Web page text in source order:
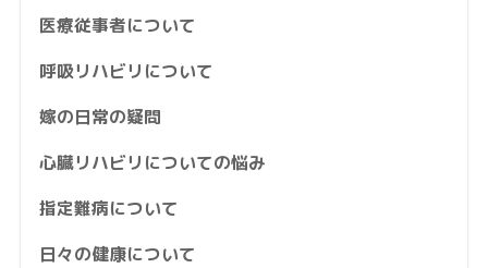
医療従事者について
呼吸リハビリについて
嫁の日常の疑問
心臓リハビリについての悩み
指定難病について
日々の健康について